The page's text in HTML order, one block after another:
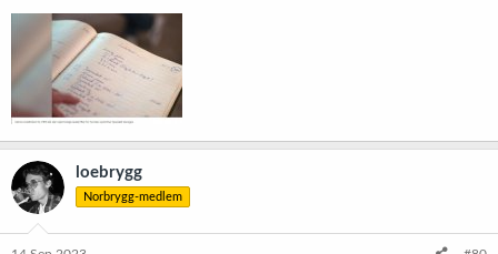
loebrygg
Norbrygg-medlem